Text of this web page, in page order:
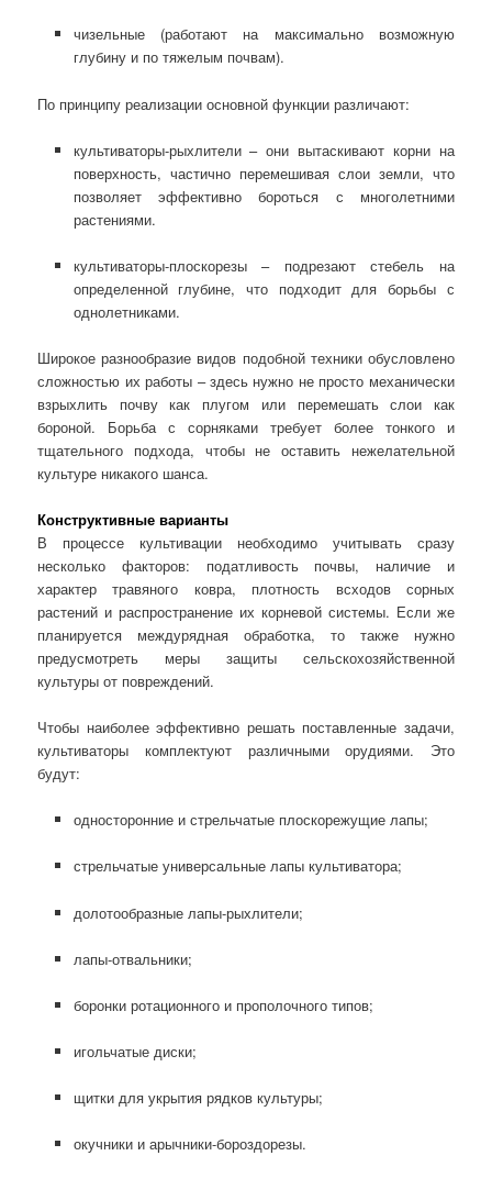
чизельные (работают на максимально возможную
глубину и по тяжелым почвам).
По принципу реализации основной функции различают:
культиваторы-рыхлители – они вытаскивают корни на
поверхность, частично перемешивая слои земли, что
позволяет эффективно бороться с многолетними
растениями.
культиваторы-плоскорезы – подрезают стебель на
определенной глубине, что подходит для борьбы с
однолетниками.
Широкое разнообразие видов подобной техники обусловлено
сложностью их работы – здесь нужно не просто механически
взрыхлить почву как плугом или перемешать слои как
бороной. Борьба с сорняками требует более тонкого и
тщательного подхода, чтобы не оставить нежелательной
культуре никакого шанса.
Конструктивные варианты
В процессе культивации необходимо учитывать сразу
несколько факторов: податливость почвы, наличие и
характер травяного ковра, плотность всходов сорных
растений и распространение их корневой системы. Если же
планируется междурядная обработка, то также нужно
предусмотреть меры защиты сельскохозяйственной
культуры от повреждений.
Чтобы наиболее эффективно решать поставленные задачи,
культиваторы комплектуют различными орудиями. Это
будут:
односторонние и стрельчатые плоскорежущие лапы;
стрельчатые универсальные лапы культиватора;
долотообразные лапы-рыхлители;
лапы-отвальники;
боронки ротационного и прополочного типов;
игольчатые диски;
щитки для укрытия рядков культуры;
окучники и арычники-бороздорезы.